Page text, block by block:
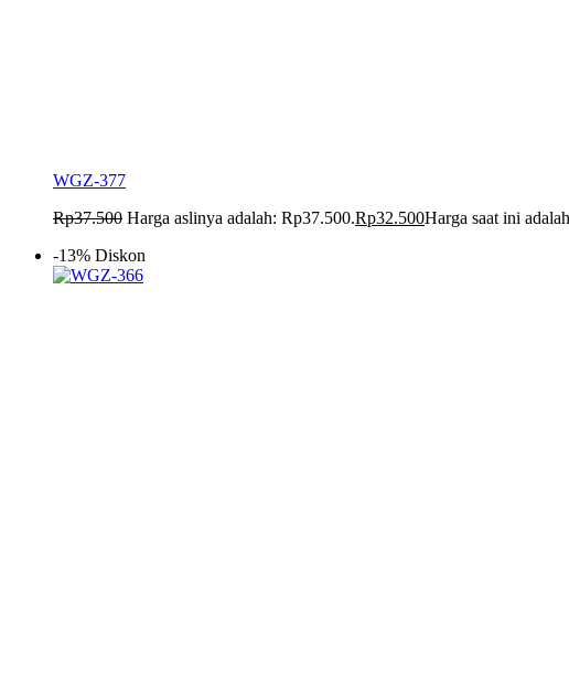
WGZ-377
Rp37.500 Harga aslinya adalah: Rp37.500.Rp32.500Harga saat ini
-13% Diskon